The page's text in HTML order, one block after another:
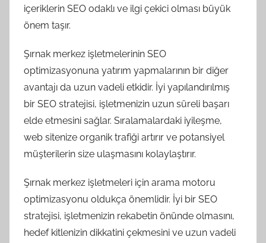
içeriklerin SEO odaklı ve ilgi çekici olması büyük
önem taşır.
Şırnak merkez işletmelerinin SEO
optimizasyonuna yatırım yapmalarının bir diğer
avantajı da uzun vadeli etkidir. İyi yapılandırılmış
bir SEO stratejisi, işletmenizin uzun süreli başarı
elde etmesini sağlar. Sıralamalardaki iyileşme,
web sitenize organik trafiği artırır ve potansiyel
müşterilerin size ulaşmasını kolaylaştırır.
Şırnak merkez işletmeleri için arama motoru
optimizasyonu oldukça önemlidir. İyi bir SEO
stratejisi, işletmenizin rekabetin önünde olmasını,
hedef kitlenizin dikkatini çekmesini ve uzun vadeli